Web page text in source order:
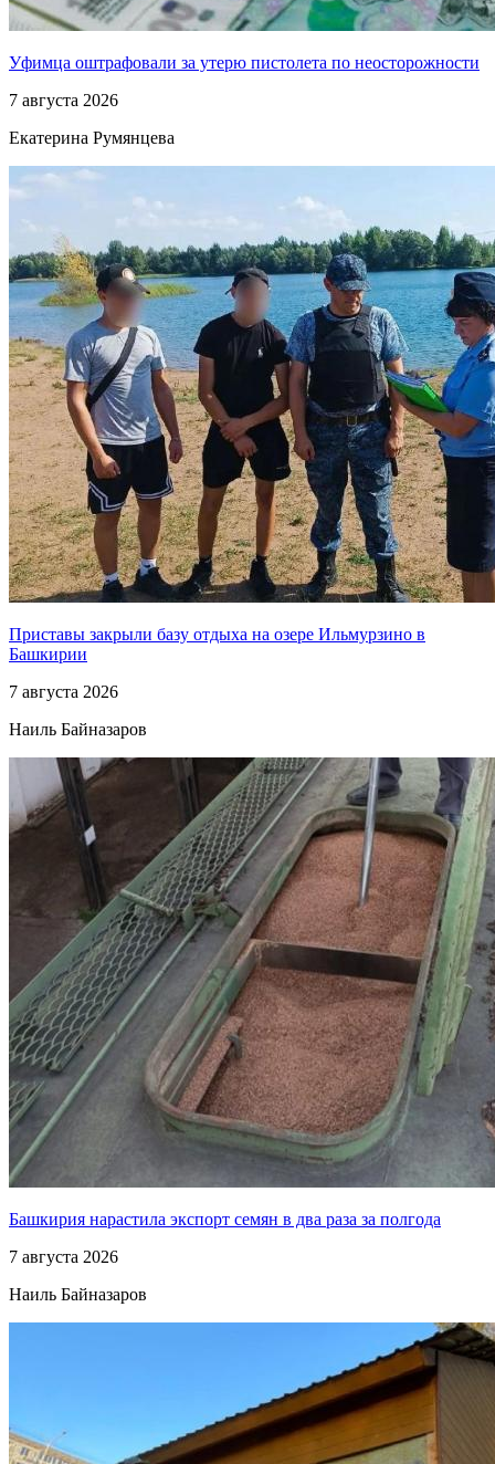
Уфимца оштрафовали за утерю пистолета по неосторожности
7 августа 2026
Екатерина Румянцева
Приставы закрыли базу отдыха на озере Ильмурзино в
Башкирии
7 августа 2026
Наиль Байназаров
Башкирия нарастила экспорт семян в два раза за полгода
7 августа 2026
Наиль Байназаров